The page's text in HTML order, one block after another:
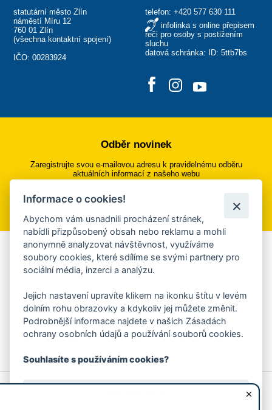
statutární město Zlín
náměstí Míru 12
760 01 Zlín
(všechna kontaktní spojení)
IČO: 00283924
telefon: +420 577 630 111
infolinka s online přepisem
řeči pro osoby s postižením
sluchu
datová schránka: ID: 5ttb7bs
Odběr novinek
Zaregistrujte svou e-mailovou adresu k pravidelnému odběru
aktuálních informací z našeho webu
Přihlásit se k odběru
Aplikace Mobilní rozhlas
Chcete dostávat do svého mobilu či mailu upozornění na
ankety, pozvánky na kulturní a sportovní akce?
Více informací o aplikaci
© 2026 Magistrát města Zlína
Prohlášení o používání cookies
Informace o cookies!
Abychom vám usnadnili procházení stránek,
nabídli přizpůsobený obsah nebo reklamu a mohli
anonymně analyzovat návštěvnost, využíváme
soubory cookies, které sdílíme se svými partnery pro
sociální média, inzerci a analýzu.
Jejich nastavení upravíte klikem na ikonku štítu v levém
dolním rohu obrazovky a kdykoliv jej můžete změnit.
Podrobnější informace najdete v našich Zásadách
ochrany osobních údajů a používání souborů cookies.
Souhlasíte s používáním cookies?